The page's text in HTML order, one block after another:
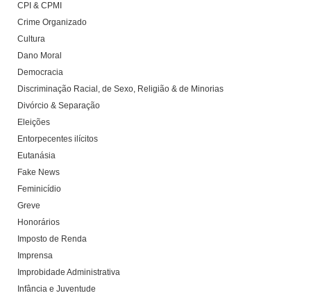
CPI & CPMI
Crime Organizado
Cultura
Dano Moral
Democracia
Discriminação Racial, de Sexo, Religião & de Minorias
Divórcio & Separação
Eleições
Entorpecentes ilícitos
Eutanásia
Fake News
Feminicídio
Greve
Honorários
Imposto de Renda
Imprensa
Improbidade Administrativa
Infância e Juventude